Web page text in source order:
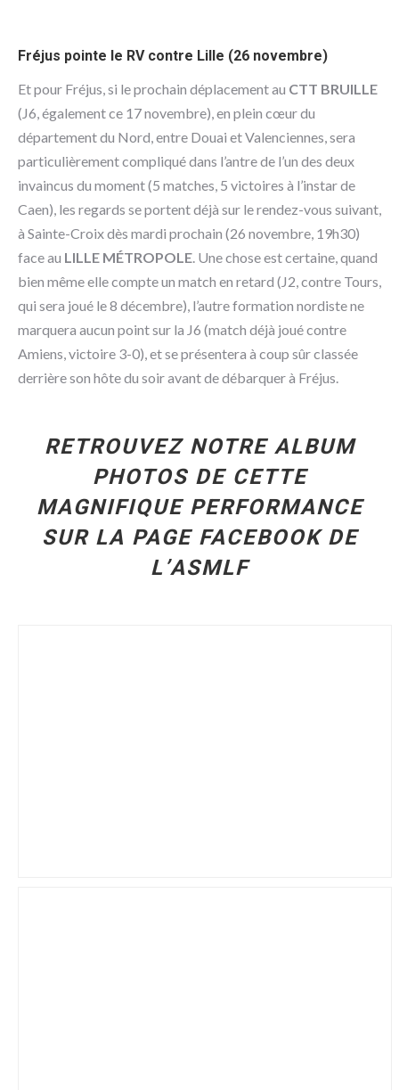
Fréjus pointe le RV contre Lille (26 novembre)
Et pour Fréjus, si le prochain déplacement au CTT BRUILLE
(J6, également ce 17 novembre), en plein cœur du
département du Nord, entre Douai et Valenciennes, sera
particulièrement compliqué dans l’antre de l’un des deux
invaincus du moment (5 matches, 5 victoires à l’instar de
Caen), les regards se portent déjà sur le rendez-vous suivant,
à Sainte-Croix dès mardi prochain (26 novembre, 19h30)
face au LILLE MÉTROPOLE . Une chose est certaine, quand
bien même elle compte un match en retard (J2, contre Tours,
qui sera joué le 8 décembre), l’autre formation nordiste ne
marquera aucun point sur la J6 (match déjà joué contre
Amiens, victoire 3-0), et se présentera à coup sûr classée
derrière son hôte du soir avant de débarquer à Fréjus.
RETROUVEZ NOTRE ALBUM
PHOTOS DE CETTE
MAGNIFIQUE PERFORMANCE
SUR LA PAGE FACEBOOK DE
L’ASMLF